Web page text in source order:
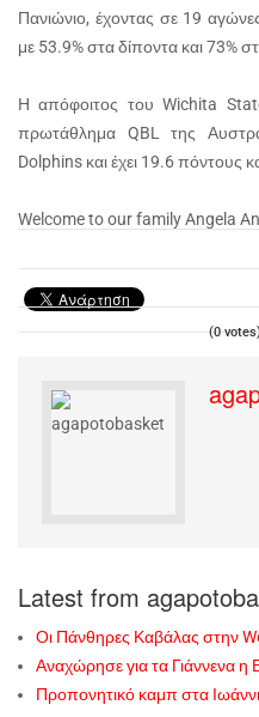
(0
Πανιώνιο, έχοντας σε 19
με 53.9% στα δίποντα και 73%
Η απόφοιτος του Wichita
πρωτάθλημα QBL της
Dolphins και έχει 19.6 πόντους
Welcome to our family Angela
Latest from
Οι Πάνθηρες Καβάλας στην
Αναχώρησε για τα Γιάννενα η
Προπονητικό καμπ στα